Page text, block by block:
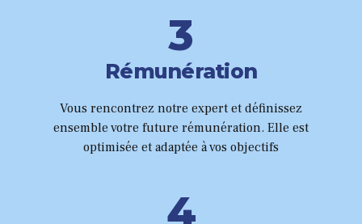
0
7
8
9
3
4
5
6
7
Rémunération
Vous rencontrez notre expert et définissez
ensemble votre future rémunération. Elle est
optimisée et adaptée à vos objectifs
0
1
2
3
4